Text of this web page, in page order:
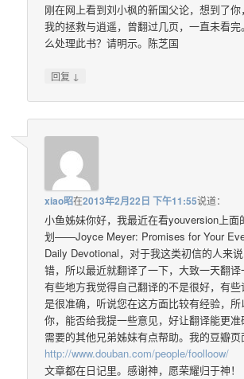
刚在网上看到刘小枫的新国父论，想到了
我的拯救与逍遥，曾翻过几页，一直未看
么处理此书？请明示。陈芝国
回复 ↓
xiao昭在2013年2月22日 下午11:55说道：
小鱼姊妹你好，我最近在看youversion上面
划——Joyce Meyer: Promises for Your
Daily Devotional，对于我这类初信的人来
错，所以最近就翻译了一下，大致一天翻译
有些地方我觉得自己翻译的不是很好，有
是很准确，听说您在这方面比较有经验，
你，能否给我提一些意见，好让翻译能更
需要的其他兄弟姊妹有点帮助。我的豆瓣页
http://www.douban.com/people/foolloow/
文章都在日记里。感谢神，愿荣耀归于神！